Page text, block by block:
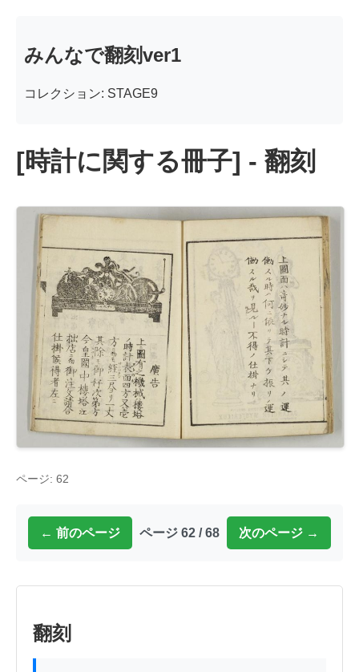
みんなで翻刻ver1
コレクション: STAGE9
[時計に関する冊子] - 翻刻
ページ: 62
← 前のページ ページ 62 / 68 次のページ →
翻刻